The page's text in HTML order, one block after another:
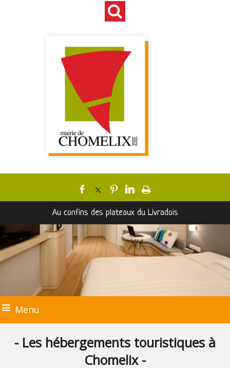
Au confins des plateaux du Livradois
Menu
- Les hébergements touristiques à
Chomelix -